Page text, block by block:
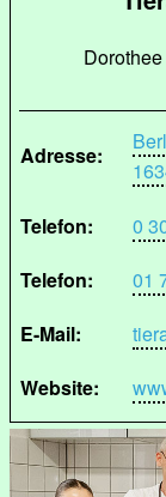
Adresse:
Telefon:
0
Telefon:
01
E-Mail:
Website: